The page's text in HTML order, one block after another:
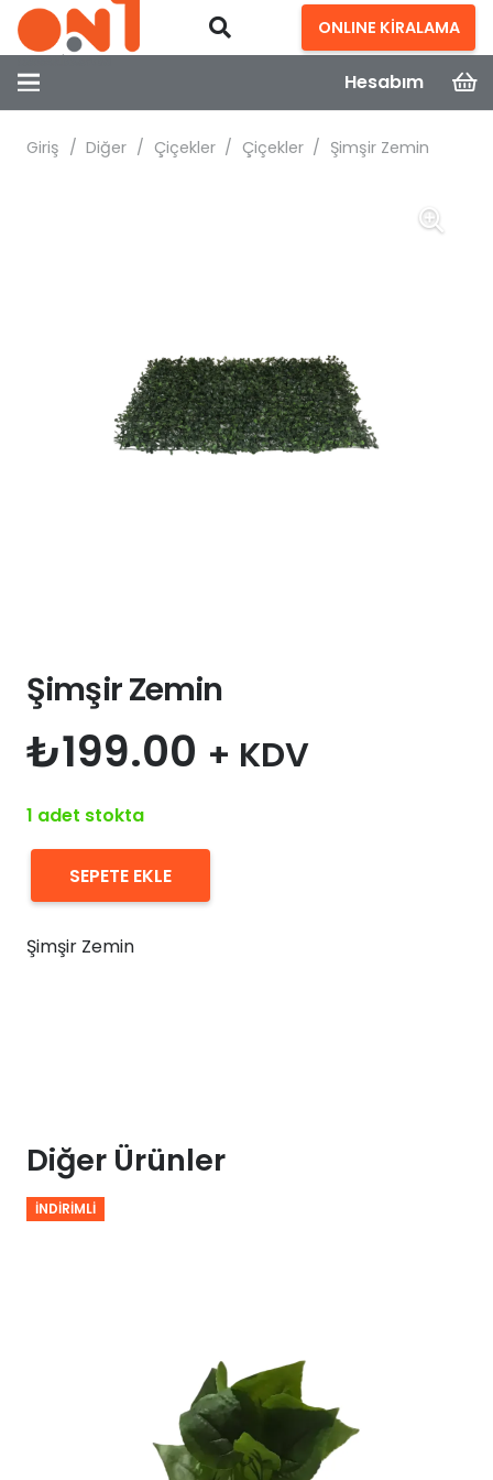
ONLINE KİRALAMA
Hesabım
Giriş / Diğer / Çiçekler / Çiçekler / Şimşir Zemin
Şimşir Zemin
₺199.00 + KDV
1 adet stokta
Şimşir
adet
SEPETE EKLE
Şimşir Zemin
Diğer Ürünler
İNDIRIMLI